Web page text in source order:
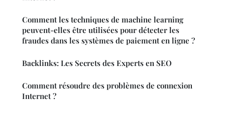
Comment les techniques de machine learning
peuvent-elles être utilisées pour détecter les
fraudes dans les systèmes de paiement en ligne ?
Backlinks: Les Secrets des Experts en SEO
Comment résoudre des problèmes de connexion
Internet ?